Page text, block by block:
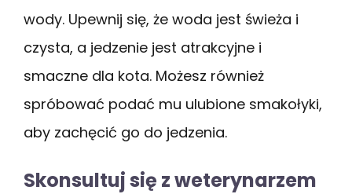
wody. Upewnij się, że woda jest świeża i
czysta, a jedzenie jest atrakcyjne i
smaczne dla kota. Możesz również
spróbować podać mu ulubione smakołyki,
aby zachęcić go do jedzenia.
Skonsultuj się z weterynarzem